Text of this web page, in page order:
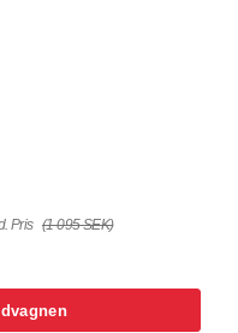
Pris (1 095 SEK)